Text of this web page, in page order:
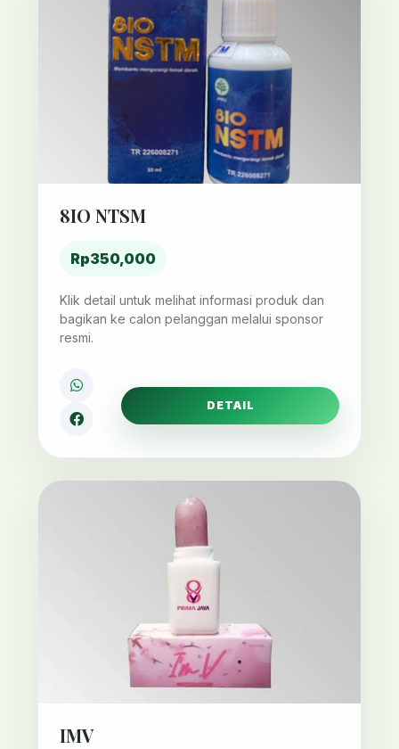
8IO NTSM
Rp350,000
Klik detail untuk melihat informasi produk dan
bagikan ke calon pelanggan melalui sponsor
resmi.
DETAIL
IMV